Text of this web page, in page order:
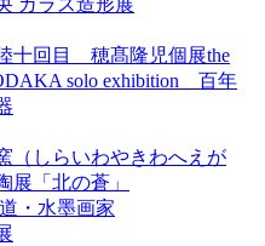
十回目 穂髙隆児個展the
solo exhibition 百年
（しらいわやきわへえが
展「北の蒼」
・水墨画家